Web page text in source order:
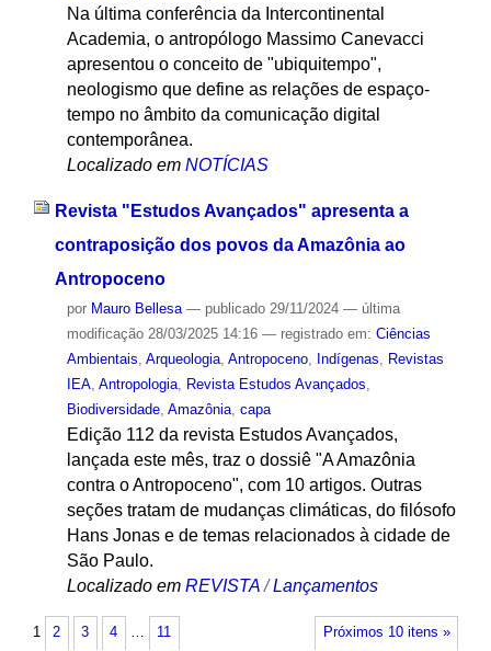
Na última conferência da Intercontinental
Academia, o antropólogo Massimo Canevacci
apresentou o conceito de "ubiquitempo",
neologismo que define as relações de espaço-
tempo no âmbito da comunicação digital
contemporânea.
Localizado em NOTÍCIAS
Revista "Estudos Avançados" apresenta a
contraposição dos povos da Amazônia ao
Antropoceno
por Mauro Bellesa — publicado29/11/2024 — última
modificação28/03/2025 14:16 — registrado em: Ciências
Ambientais, Arqueologia, Antropoceno, Indígenas, Revistas
IEA, Antropologia, Revista Estudos Avançados,
Biodiversidade, Amazônia, capa
Edição 112 da revista Estudos Avançados,
lançada este mês, traz o dossiê "A Amazônia
contra o Antropoceno", com 10 artigos. Outras
seções tratam de mudanças climáticas, do filósofo
Hans Jonas e de temas relacionados à cidade de
São Paulo.
Localizado em REVISTA /Lançamentos
Próximos 10 itens »
1 2 3 4 … 11